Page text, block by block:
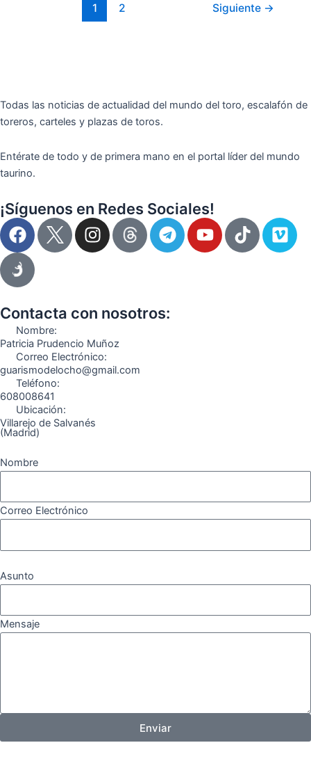
1 2 Siguiente →
Todas las noticias de actualidad del mundo del toro, escalafón de
toreros, carteles y plazas de toros.
Entérate de todo y de primera mano en el portal líder del mundo
taurino.
¡Síguenos en Redes Sociales!
F
a
c
e
o
o
k
I
n
g
a
m
T
e
r
Y
o
T
i
V
i
Contacta con nosotros:
Nombre:
Patricia Prudencio Muñoz
Correo Electrónico:
guarismodelocho@gmail.com
Teléfono:
608008641
Ubicación:
Villarejo de Salvanés
(Madrid)
Nombre
Correo Electrónico
Asunto
Mensaje
Enviar